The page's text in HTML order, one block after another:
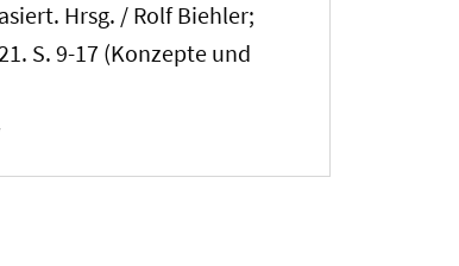
Hrsg. / Rolf Biehler;
S. 9-17 (Konzepte und